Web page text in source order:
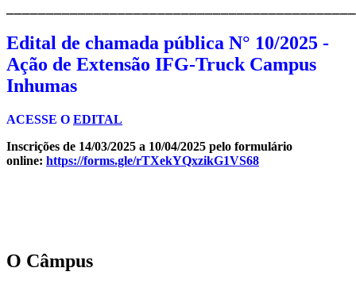
Edital de chamada pública N° 10/2025 -
Ação de Extensão IFG-Truck Campus
Inhumas​​​​​​​
ACESSE O EDITAL
Inscrições de 14/03/2025 a 10/04/2025 pelo formulário
online: https://forms.gle/rTXekYQxzikG1VS68
O Câmpus